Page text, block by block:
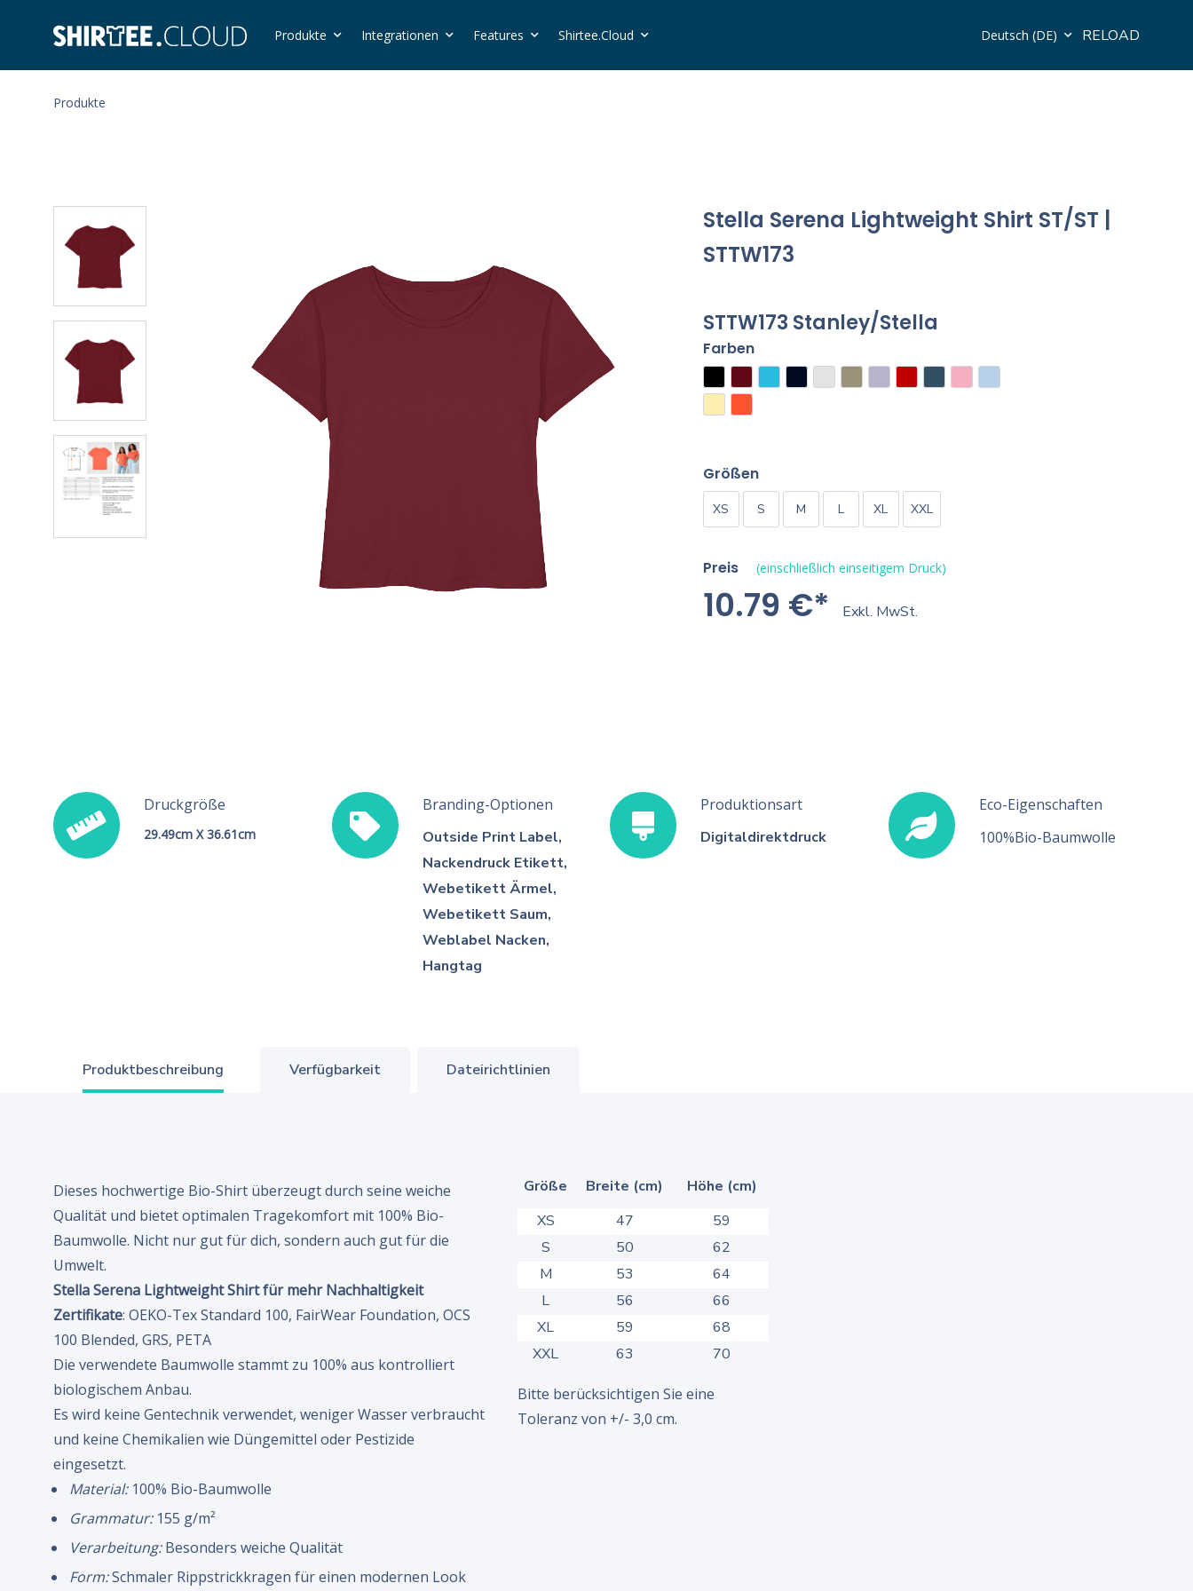
Produkte Integrationen Features Shirtee.Cloud Deutsch (DE) RELOAD
Produkte
Stella Serena Lightweight Shirt ST/ST |
STTW173
STTW173 Stanley/Stella
Farben
Größen
XS S M L XL XXL
Preis (einschließlich einseitigem Druck)
10.79 €* Exkl. MwSt.
Druckgröße
29.49cm X 36.61cm
Branding-Optionen
Outside Print Label,
Nackendruck Etikett,
Webetikett Ärmel,
Webetikett Saum,
Weblabel Nacken,
Hangtag
Produktionsart
Digitaldirektdruck
Eco-Eigenschaften
100%Bio-Baumwolle
Produktbeschreibung
Dieses hochwertige Bio-Shirt überzeugt durch seine weiche
Qualität und bietet optimalen Tragekomfort mit 100% Bio-
Baumwolle. Nicht nur gut für dich, sondern auch gut für die
Umwelt.
Stella Serena Lightweight Shirt für mehr Nachhaltigkeit
Zertifikate: OEKO-Tex Standard 100, FairWear Foundation, OCS
100 Blended, GRS, PETA
Die verwendete Baumwolle stammt zu 100% aus kontrolliert
biologischem Anbau.
Es wird keine Gentechnik verwendet, weniger Wasser verbraucht
und keine Chemikalien wie Düngemittel oder Pestizide
eingesetzt.
Material:100% Bio-Baumwolle
Grammatur:155 g/m²
Verarbeitung:Besonders weiche Qualität
Form:Schmaler Rippstrickkragen für einen modernen Look
Größe Breite (cm)
Höhe (cm)
XS
47
59
S
50
62
M
53
64
L
56
66
XL
59
68
XXL
63 70
Bitte berücksichtigen Sie eine
Toleranz von +/- 3,0 cm.
Verfügbarkeit Dateirichtlinien